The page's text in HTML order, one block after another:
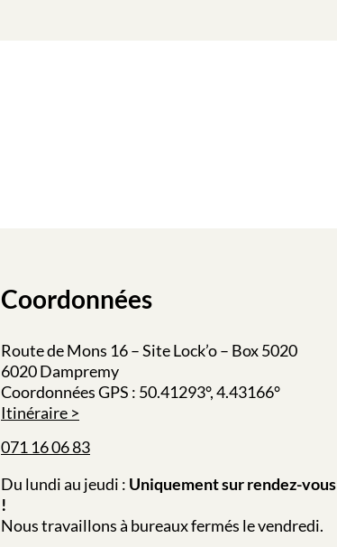
Coordonnées
Route de Mons 16 – Site Lock’o – Box 5020
6020 Dampremy
Coordonnées GPS : 50.41293°, 4.43166°
Itinéraire
071 16 06 83
Du lundi au jeudi : Uniquement sur rendez-vous
!
Nous travaillons à bureaux fermés le vendredi.